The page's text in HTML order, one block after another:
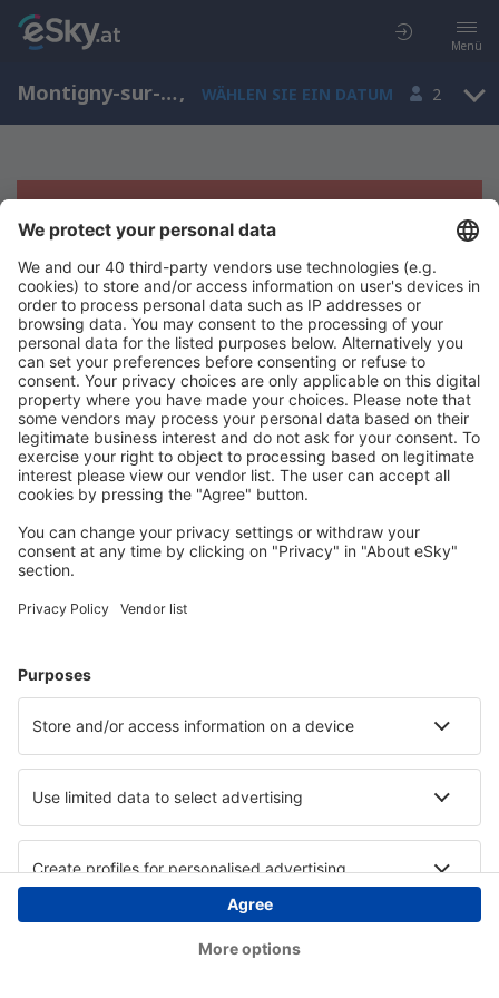
Menü
Montigny-sur-l'Hallue, Picardie, Frankreich, WÄHLEN SIE EIN DATUM 2
Es tut uns leid, wir können keine
Ergebnisse aufzeigen
Bitte starten Sie Ihre Suche erneut mit anderen Suchkriterien.
Copyright © eSky.at. Alle Rechte vorbehalten.